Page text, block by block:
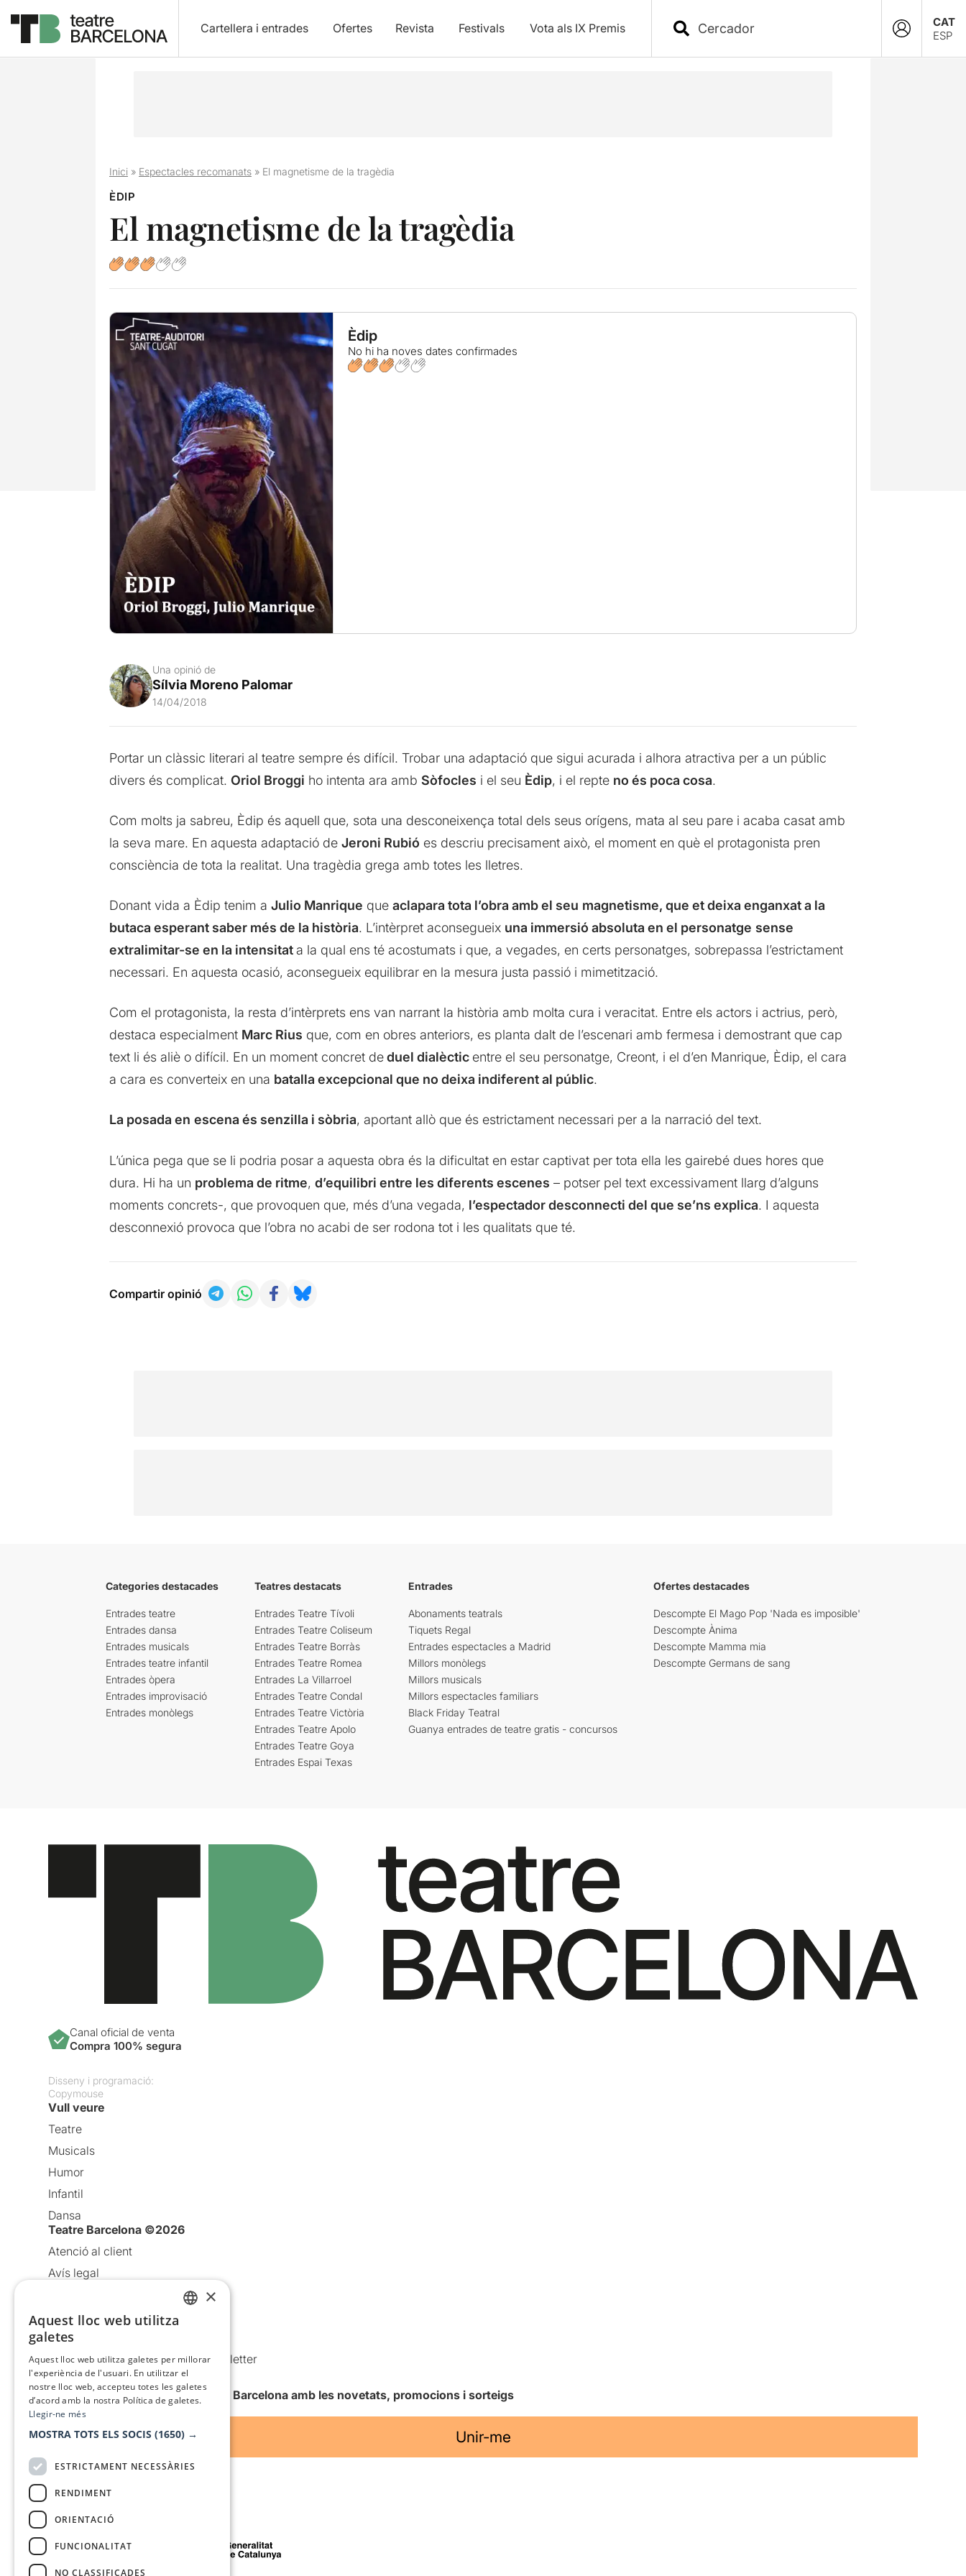
Cartellera i entrades Ofertes Revista Festivals Vota als IX Premis
CAT
ESP
Inici» Espectacles recomanats» El magnetisme de la tragèdia
ÈDIP
El magnetisme de la tragèdia
Èdip
No hi ha noves dates confirmades
Una opinió de
Sílvia Moreno Palomar
14/04/2018
Portar un clàssic literari al teatre sempre és difícil. Trobar una adaptació que sigui acurada i alhora atractiva per a un públic
divers és complicat. Oriol Broggi ho intenta ara amb Sòfocles i el seu Èdip, i el repte no és poca cosa.
Com molts ja sabreu, Èdip és aquell que, sota una desconeixença total dels seus orígens, mata al seu pare i acaba casat amb
la seva mare. En aquesta adaptació de Jeroni Rubió es descriu precisament això, el moment en què el protagonista pren
consciència de tota la realitat. Una tragèdia grega amb totes les lletres.
Donant vida a Èdip tenim a Julio Manrique que aclapara tota l’obra amb el seu magnetisme, que et deixa enganxat a la
butaca esperant saber més de la història. L’intèrpret aconsegueix una immersió absoluta en el personatge sense
extralimitar-se en la intensitata la qual ens té acostumats i que, a vegades, en certs personatges, sobrepassa l’estrictament
necessari. En aquesta ocasió, aconsegueix equilibrar en la mesura justa passió i mimetització.
Com el protagonista, la resta d’intèrprets ens van narrant la història amb molta cura i veracitat. Entre els actors i actrius, però,
destaca especialment Marc Rius que, com en obres anteriors, es planta dalt de l’escenari amb fermesa i demostrant que cap
text li és aliè o difícil. En un moment concret deduel dialèctic entre el seu personatge, Creont, i el d’en Manrique, Èdip, el cara
a cara es converteix en una batalla excepcional que no deixa indiferent al públic.
La posada en escena és senzilla i sòbria, aportant allò que és estrictament necessari per a la narració del text.
L’única pega que se li podria posar a aquesta obra és la dificultat en estar captivat per tota ella les gairebé dues hores que
dura. Hi ha un problema de ritme, d’equilibri entre les diferents escenes – potser pel text excessivament llarg d’alguns
moments concrets-, que provoquen que, més d’una vegada, l’espectador desconnecti del que se’ns explica. I aquesta
desconnexió provoca que l’obra no acabi de ser rodona tot i les qualitats que té.
Compartir opinió
Categories destacades
Entrades teatre
Entrades dansa
Entrades musicals
Entrades teatre infantil
Entrades òpera
Entrades improvisació
Entrades monòlegs
Teatres destacats
Entrades Teatre Tívoli
Entrades Teatre Coliseum
Entrades Teatre Borràs
Entrades Teatre Romea
Entrades La Villarroel
Entrades Teatre Condal
Entrades Teatre Victòria
Entrades Teatre Apolo
Entrades Teatre Goya
Entrades Espai Texas
Entrades
Abonaments teatrals
Tiquets Regal
Entrades espectacles a Madrid
Millors monòlegs
Millors musicals
Millors espectacles familiars
Black Friday Teatral
Guanya entrades de teatre gratis - concursos
Ofertes destacades
Descompte El Mago Pop 'Nada es imposible'
Descompte Ànima
Descompte Mamma mia
Descompte Germans de sang
Canal oficial de venta
Compra 100% segura
Disseny i programació:
Copymouse
Vull veure
Teatre
Musicals
Humor
Infantil
Dansa
Teatre Barcelona ©2026
Atenció al client
Avís legal
Política de cookies
Condicions d’ús
Comunicacions comercials i Newsletter
Anuncia’t
Vull rebre la newsletter de Teatre Barcelona amb les novetats, promocions i sorteigs
Unir-me
Amb el suport de
×
Aquest lloc web utilitza
galetes
Aquest lloc web utilitza galetes per millorar
l'experiència de l'usuari. En utilitzar el
nostre lloc web, accepteu totes les galetes
d’acord amb la nostra Política de galetes.
Llegir-ne més
MOSTRA TOTS ELS SOCIS (1650) →
ESTRICTAMENT NECESSÀRIES
RENDIMENT
ORIENTACIÓ
FUNCIONALITAT
NO CLASSIFICADES